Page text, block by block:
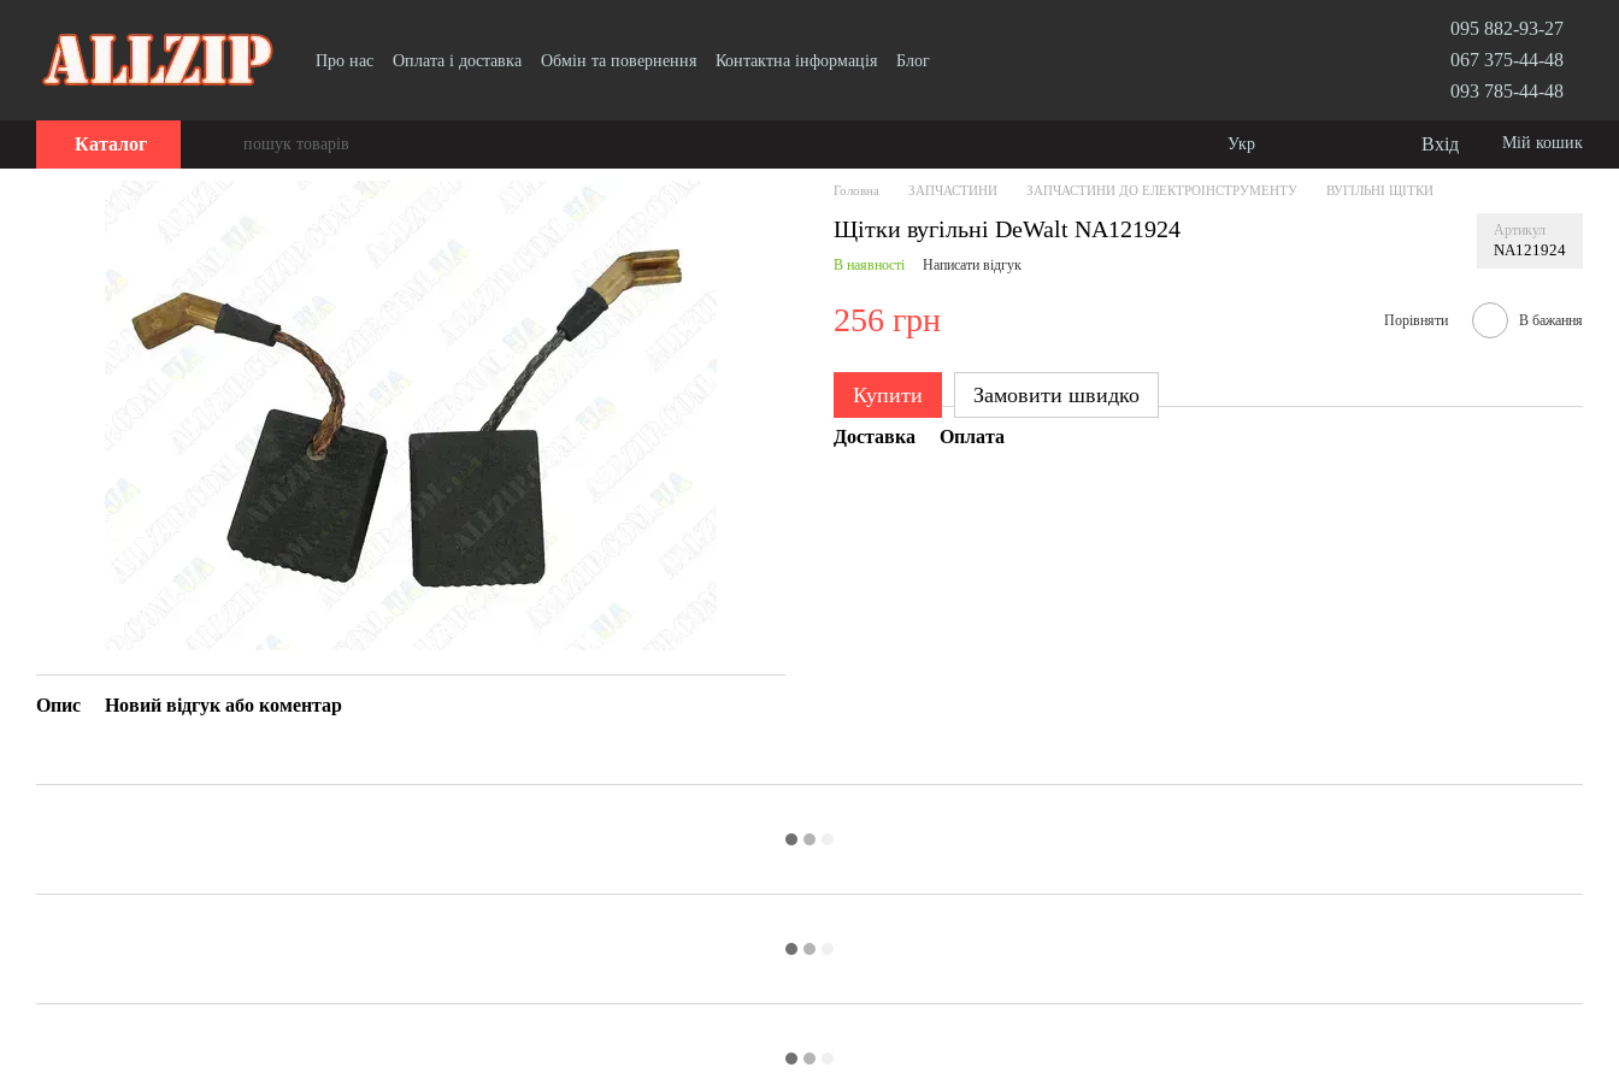
Про нас Оплата і доставка Обмін та повернення Контактна інформація Блог
095 882-93-27
067 375-44-48
093 785-44-48
Каталог Укр Вхід Мій кошик
Опис Новий відгук або коментар
Головна ЗАПЧАСТИНИ ЗАПЧАСТИНИ ДО ЕЛЕКТРОІНСТРУМЕНТУ ВУГІЛЬНІ ЩІТКИ
Щітки вугільні DeWalt NA121924 Артикул
NA121924
В наявності Написати відгук
256 грн Порівняти В бажання
Купити Замовити швидко
Доставка Оплата